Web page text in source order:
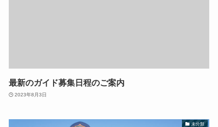
最新のガイド募集日程のご案内
2023年8月3日
未分類